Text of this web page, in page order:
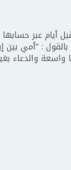
أيام عبر حسابها
: “أمي بين
والدعاء